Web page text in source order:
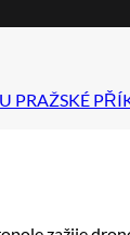
PRAŽSKÉ